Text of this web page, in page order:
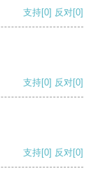
支持[0] 反对[0]
支持[0] 反对[0]
支持[0] 反对[0]